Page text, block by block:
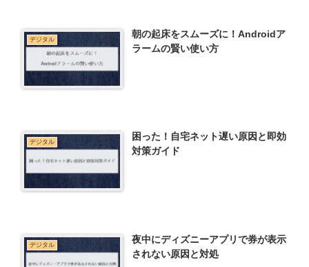
デジタル
朝の起床をスムーズに！Androidア
ラームの賢い使い方
デジタル
困った！自宅ネット遅い原因と即効
対策ガイド
デジタル
夜中にディズニーアプリで券が表示
されない原因と対処